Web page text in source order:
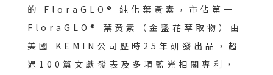
的 FloraGLO® 純化葉黃素，市佔第一
FloraGLO® 葉黃素（金盞花萃取物）由
美國 KEMIN公司歷時25年研發出品，超
過100篇文獻發表及多項藍光相關專利，